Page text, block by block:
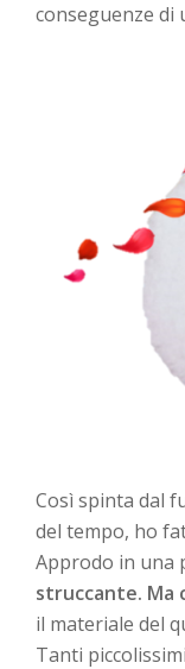
conseguenze di
Così spinta dal
del tempo, ho
Approdo in una
struccante. Ma
il materiale del
Tanti